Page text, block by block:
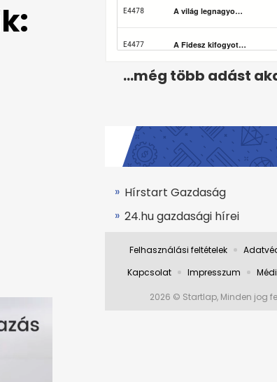
...még több adást
Hírstart Gazdaság
24.hu gazdasági hírei
Felhasználási feltételek
Kapcsolat
Impresszum
2026 © Startlap, Minden jog